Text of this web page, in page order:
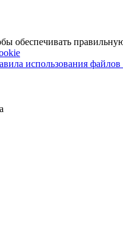
обеспечивать
использования файлов